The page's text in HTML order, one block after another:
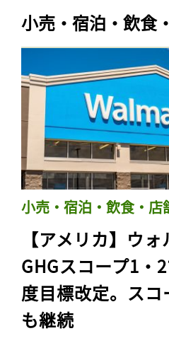
小売・宿泊・飲食
小売・宿泊・飲食・店
【アメリカ】ウォ
GHGスコープ1・
度目標改定。スコ
も継続